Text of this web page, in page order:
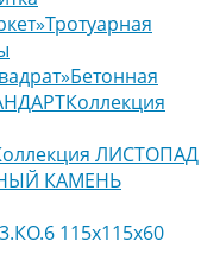
Тротуарная
Бетонная
Коллекция
ЛИСТОПАД
КАМЕНЬ
115х115х60